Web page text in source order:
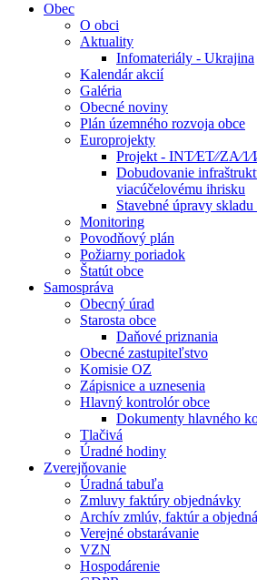
Obec
O obci
Aktuality
Infomateriály - Ukrajina
Kalendár akcií
Galéria
Obecné noviny
Plán územného rozvoja obce
Europrojekty
Projekt -
Dobudovanie
viacúčelovému ihrisku
Stavebné úpravy
Monitoring
Povodňový plán
Požiarny poriadok
Štatút obce
Samospráva
Obecný úrad
Starosta obce
Daňové priznania
Obecné zastupiteľstvo
Komisie OZ
Zápisnice a uznesenia
Hlavný kontrolór obce
Dokumenty hlavného
Tlačivá
Úradné hodiny
Zverejňovanie
Úradná tabuľa
Zmluvy faktúry objednávky
Archív zmlúv, faktúr a
Verejné obstarávanie
VZN
Hospodárenie